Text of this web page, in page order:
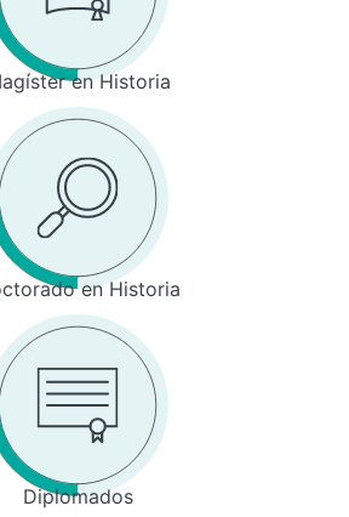
en Historia
en Historia
Diplomados